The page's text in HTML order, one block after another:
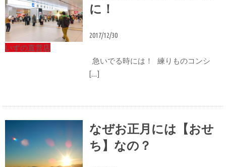
いずの直営店
に！
2017/12/30
急いでる時には！ 練りものコンシ
[…]
なぜお正月には【おせ
ち】なの？